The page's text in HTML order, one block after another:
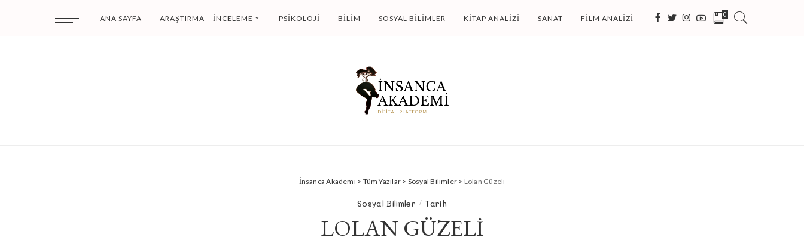
ANA SAYFA ARAŞTIRMA – İNCELEME PSIKOLOJI BILIM SOSYAL BILIMLER KITAP ANALIZI SANAT FILM ANALIZI 0
İnsanca Akademi> Tüm Yazılar > Sosyal Bilimler > Lolan Güzeli
Sosyal Bilimler Tarih
LOLAN GÜZELI